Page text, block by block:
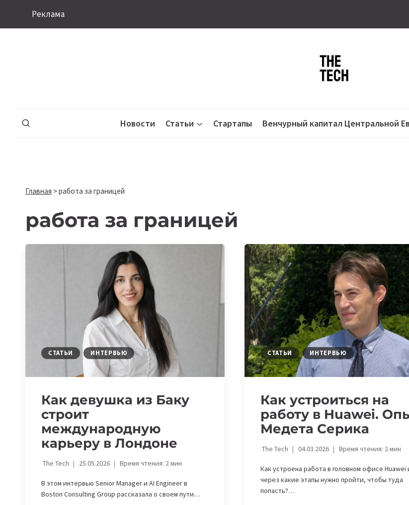
Реклама
Новости Статьи Стартапы Венчурный капитал Центральной
Главная >работа за границей
работа за границей
СТАТЬИ ИНТЕРВЬЮ
Как девушка из Баку
строит
международную
карьеру в Лондоне
The Tech 25.05.2026 Время чтения: 2мин
В этом интервью Senior Manager и AI Engineer в
Boston Consulting Group рассказала о своем пути…
СТАТЬИ ИНТЕРВЬЮ
Как устроиться на
работу в Huawei.
Медета Серика
The Tech 04.03.2026 Время чтения: 2мин
Как устроена работа в головном офисе Huawei
через какие этапы нужно пройти, чтобы туда
попасть?…